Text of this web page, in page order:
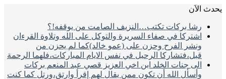
بركات تكتب…النزيف الصامت من يوقفه!؟
في صفاء السريرة والتوكل على الله وتلاوة القرءان
الفرح وحزن على (عمو خالد)كما لم يحزن من
الرحيل في نفس الايام المباركات،فلهما الرحمة
جنات الخلد ابن اخي العزيز قصي عبد المنعم بركات
الله أن تكون ممن يقال لهم إقرأ وارتق،ورتل كما كنت